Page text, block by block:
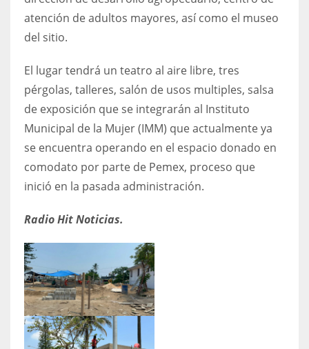
atención de adultos mayores, así como el museo
del sitio.
El lugar tendrá un teatro al aire libre, tres
pérgolas, talleres, salón de usos multiples, salsa
de exposición que se integrarán al Instituto
Municipal de la Mujer (IMM) que actualmente ya
se encuentra operando en el espacio donado en
comodato por parte de Pemex, proceso que
inició en la pasada administración.
Radio Hit Noticias.